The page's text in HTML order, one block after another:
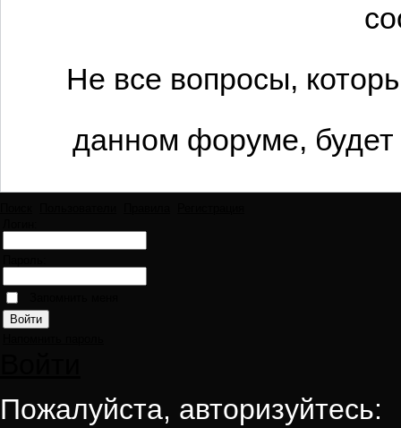
Не все вопросы,
данном форуме,
Пожалуйста, авторизуйтесь: